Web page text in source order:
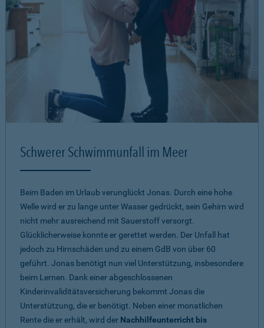
Schwerer Schwimmunfall im Meer
Beim Baden im Urlaub verunglückt Jonas. Durch eine hohe
Welle wird er zu lange unter Wasser gedrückt, sein Gehirn wird
nicht mehr ausreichend mit Sauerstoff versorgt.
Glücklicherweise konnte er gerettet werden. Der Unfall hat
jedoch zu Hirnschäden und zu einem GdB von über 60
geführt. Jonas benötigt nun viel Unterstützung, insbesondere
beim Lernen. Dank einer abgeschlossenen
Kinderinvaliditätsversicherung bekommt Jonas die
Unterstützung, die er benötigt. Neben einer monatlichen
Rente die er erhält, wird der Nachhilfeunterricht bis